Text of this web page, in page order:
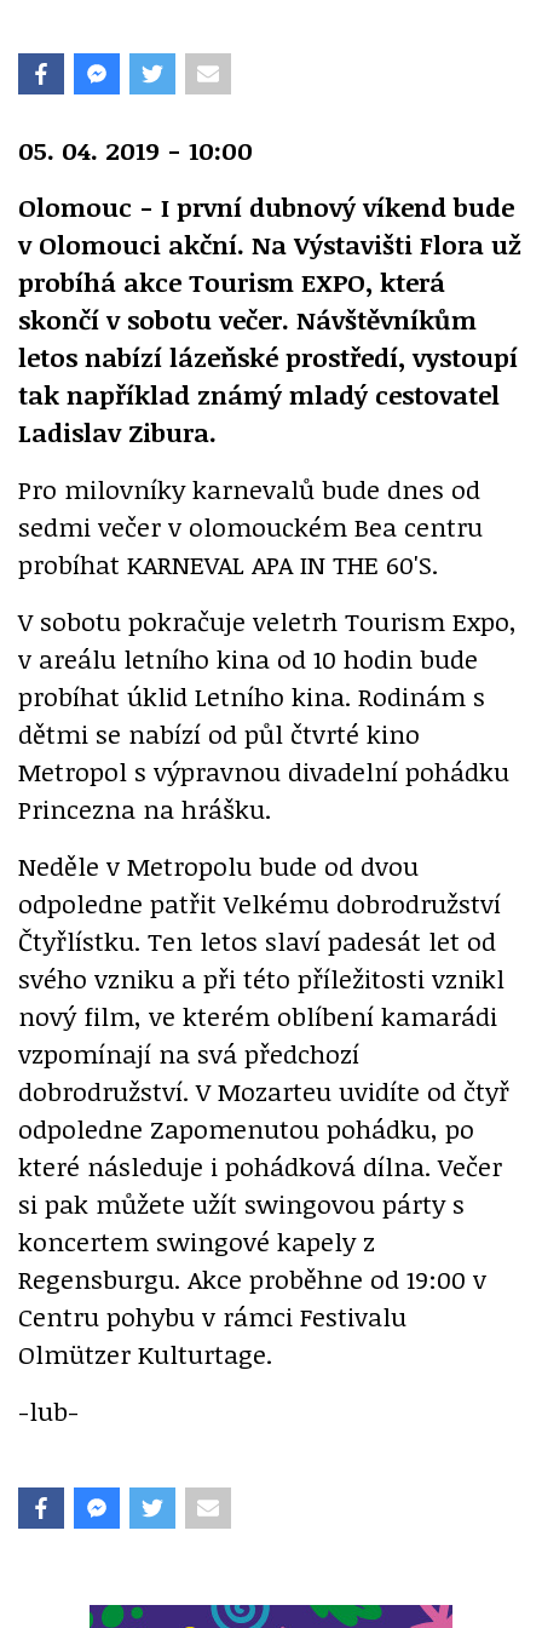
05. 04. 2019 - 10:00
Olomouc - I první dubnový víkend bude
v Olomouci akční. Na Výstavišti Flora už
probíhá akce Tourism EXPO, která
skončí v sobotu večer. Návštěvníkům
letos nabízí lázeňské prostředí, vystoupí
tak například známý mladý cestovatel
Ladislav Zibura.
Pro milovníky karnevalů bude dnes od
sedmi večer v olomouckém Bea centru
probíhat KARNEVAL APA IN THE 60'S.
V sobotu pokračuje veletrh Tourism Expo,
v areálu letního kina od 10 hodin bude
probíhat úklid Letního kina. Rodinám s
dětmi se nabízí od půl čtvrté kino
Metropol s výpravnou divadelní pohádku
Princezna na hrášku.
Neděle v Metropolu bude od dvou
odpoledne patřit Velkému dobrodružství
Čtyřlístku. Ten letos slaví padesát let od
svého vzniku a při této příležitosti vznikl
nový film, ve kterém oblíbení kamarádi
vzpomínají na svá předchozí
dobrodružství. V Mozarteu uvidíte od čtyř
odpoledne Zapomenutou pohádku, po
které následuje i pohádková dílna. Večer
si pak můžete užít swingovou párty s
koncertem swingové kapely z
Regensburgu. Akce proběhne od 19:00 v
Centru pohybu v rámci Festivalu
Olmützer Kulturtage.
-lub-